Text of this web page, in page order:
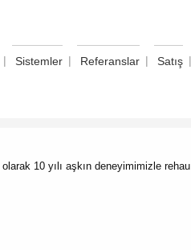
| Sistemler | Referanslar | Satış |
olarak 10 yılı aşkın deneyimimizle